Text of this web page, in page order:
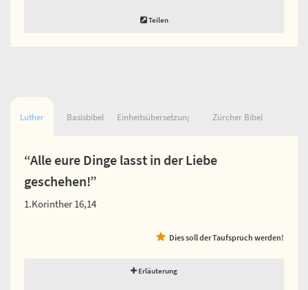
Teilen
Luther Basisbibel Einheitsübersetzung Zürcher Bibel
“Alle eure Dinge lasst in der Liebe
geschehen!”
1.Korinther 16,14
Dies soll der Taufspruch werden!
Erläuterung